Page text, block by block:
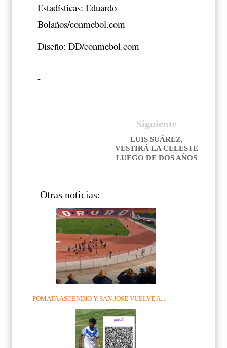
Estadísticas: Eduardo
Bolaños/conmebol.com
Diseño: DD/conmebol.com
-
Siguiente
LUIS SUÁREZ,
VESTIRÁ LA CELESTE
LUEGO DE DOS AÑOS
Otras noticias:
POMATA ASCENDIO Y SAN JOSÉ VUELVE A...